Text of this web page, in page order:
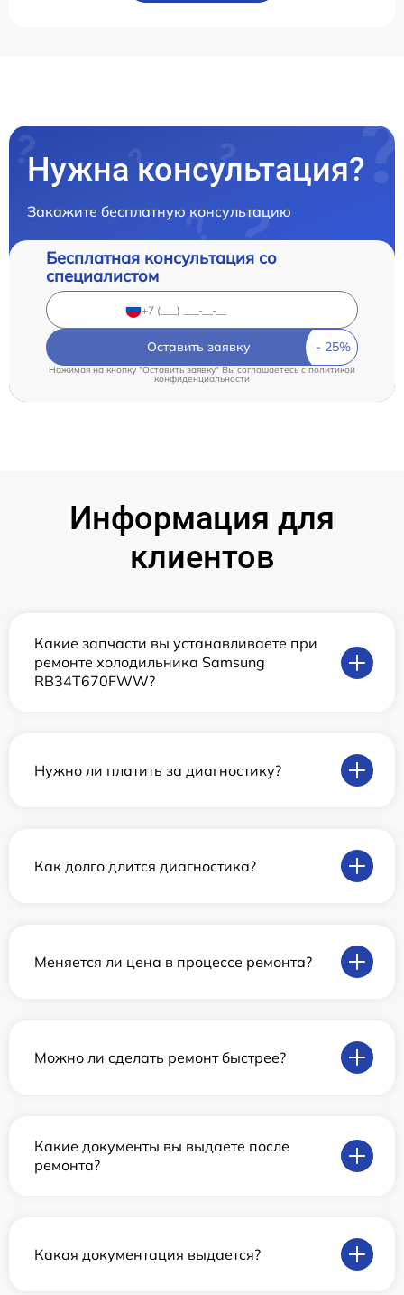
Нужна консультация?
Закажите бесплатную консультацию
Бесплатная консультация со
специалистом
Оставить заявку
Нажимая на кнопку "Оставить заявку" Вы соглашаетесь c политикой
конфиденциальности
Информация для
клиентов
Какие запчасти вы устанавливаете при
ремонте холодильника Samsung
RB34T670FWW?
Нужно ли платить за диагностику?
Как долго длится диагностика?
Меняется ли цена в процессе ремонта?
Можно ли сделать ремонт быстрее?
Какие документы вы выдаете после
ремонта?
Какая документация выдается?